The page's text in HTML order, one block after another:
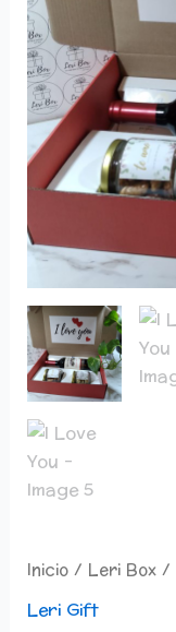
Inicio/ Leri Box/
Leri Gift